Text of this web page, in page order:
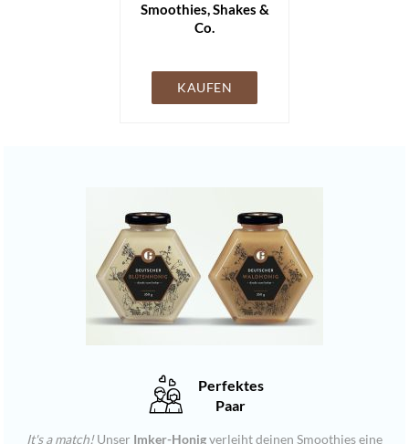
Smoothies, Shakes &
Co.
KAUFEN
Perfektes
Paar
It's a match!Unser Imker-Honigverleiht deinen Smoothies eine